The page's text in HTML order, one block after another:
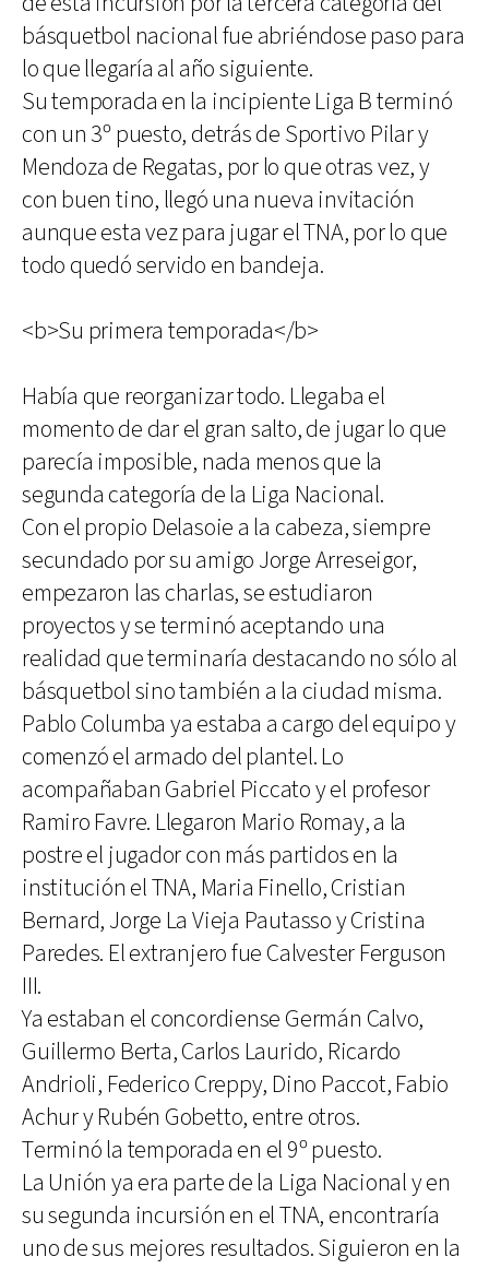
básquetbol nacional fue abriéndose paso para
lo que llegaría al año siguiente.
Su temporada en la incipiente Liga B terminó
con un 3º puesto, detrás de Sportivo Pilar y
Mendoza de Regatas, por lo que otras vez, y
con buen tino, llegó una nueva invitación
aunque esta vez para jugar el TNA, por lo que
todo quedó servido en bandeja.
<b>Su primera temporada</b>
Había que reorganizar todo. Llegaba el
momento de dar el gran salto, de jugar lo que
parecía imposible, nada menos que la
segunda categoría de la Liga Nacional.
Con el propio Delasoie a la cabeza, siempre
secundado por su amigo Jorge Arreseigor,
empezaron las charlas, se estudiaron
proyectos y se terminó aceptando una
realidad que terminaría destacando no sólo al
básquetbol sino también a la ciudad misma.
Pablo Columba ya estaba a cargo del equipo y
comenzó el armado del plantel. Lo
acompañaban Gabriel Piccato y el profesor
Ramiro Favre. Llegaron Mario Romay, a la
postre el jugador con más partidos en la
institución el TNA, Maria Finello, Cristian
Bernard, Jorge La Vieja Pautasso y Cristina
Paredes. El extranjero fue Calvester Ferguson
III.
Ya estaban el concordiense Germán Calvo,
Guillermo Berta, Carlos Laurido, Ricardo
Andrioli, Federico Creppy, Dino Paccot, Fabio
Achur y Rubén Gobetto, entre otros.
Terminó la temporada en el 9º puesto.
La Unión ya era parte de la Liga Nacional y en
su segunda incursión en el TNA, encontraría
uno de sus mejores resultados. Siguieron en la